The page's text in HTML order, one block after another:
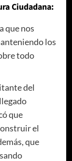
Ciudadana:
que nos
los
todo
del
que
el
que